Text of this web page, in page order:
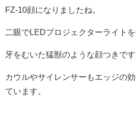
FZ-10顔になりましたね。
二眼でLEDプロジェクターライトを
牙をむいた猛獣のような顔つきです
カウルやサイレンサーもエッジの
ています。